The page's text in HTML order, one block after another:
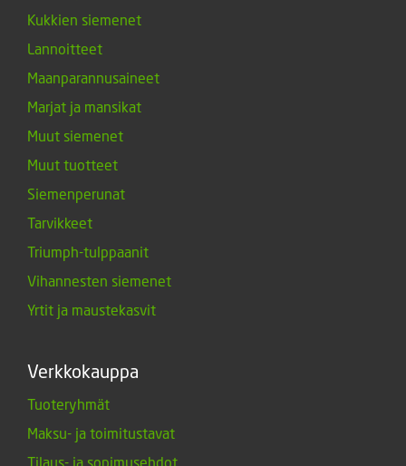
Kukkien siemenet
Lannoitteet
Maanparannusaineet
Marjat ja mansikat
Muut siemenet
Muut tuotteet
Siemenperunat
Tarvikkeet
Triumph-tulppaanit
Vihannesten siemenet
Yrtit ja maustekasvit
Verkkokauppa
Tuoteryhmät
Maksu- ja toimitustavat
Tilaus- ja sopimusehdot